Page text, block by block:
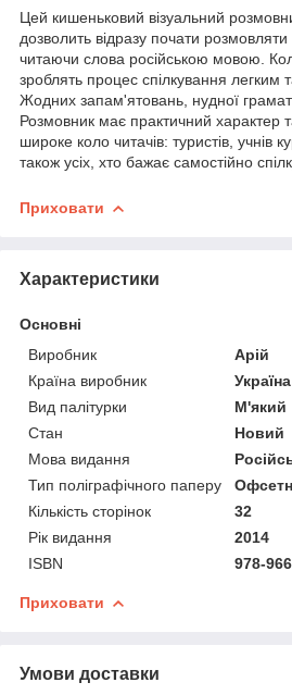
Цей кишеньковий візуальний
дозволить відразу почати
читаючи слова російською мовою.
зроблять процес спілкування легким
Жодних запам'ятовань, нудної
Розмовник має практичний характер
широке коло читачів: туристів, учнів
також усіх, хто бажає самостійно
Приховати
Характеристики
Основні
Виробник
Арій
Країна виробник
Україна
Вид палітурки
М'який
Стан
Новий
Мова видання
Тип поліграфічного паперу
Кількість сторінок
32
Рік видання
2014
ISBN
978-
Приховати
Умови доставки